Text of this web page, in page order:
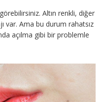
Altın renkli, diğer
var. Ama bu durum rahatsız
açılma gibi bir problemle